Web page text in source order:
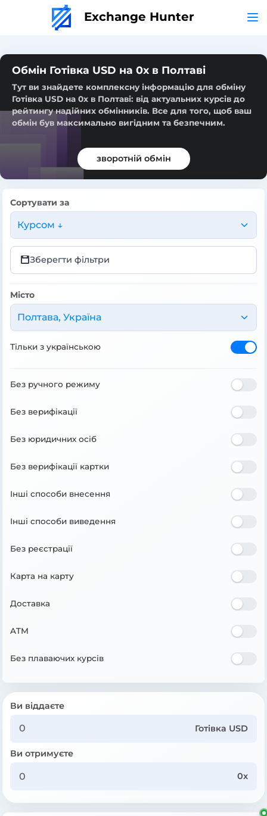
Exchange Hunter
Обмін Готівка USD на 0x в Полтаві
Тут ви знайдете комплексну інформацію для обміну
Готівка USD на 0x в Полтаві: від актуальних курсів до
рейтингу надійних обмінників. Все для того, щоб ваш
обмін був максимально вигідним та безпечним.
зворотній обмін
Сортувати за
Курсом ↓
Зберегти фільтри
Місто
Полтава, Україна
Тільки з українською
Без ручного режиму
Без верифікації
Без юридичних осіб
Без верифікації картки
Інші способи внесення
Інші способи виведення
Без реєстрації
Карта на карту
Доставка
ATM
Без плаваючих курсів
Ви віддаєте
Готівка USD
Ви отримуєте
0x